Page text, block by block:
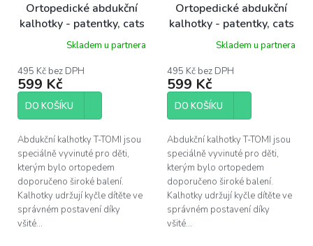
Ortopedické abdukční
kalhotky - patentky, cats
(3-6kg)
Skladem u partnera
495 Kč bez DPH
599 Kč
DO KOŠÍKU
Abdukční kalhotky T-TOMI jsou
speciálně vyvinuté pro děti,
kterým bylo ortopedem
doporučeno široké balení.
Kalhotky udržují kyčle dítěte ve
správném postavení díky
všité...
Ortopedické abdukční
kalhotky - patentky, cats
(5-9kg)
Skladem u partnera
495 Kč bez DPH
599 Kč
DO KOŠÍKU
Abdukční kalhotky T-TOMI jsou
speciálně vyvinuté pro děti,
kterým bylo ortopedem
doporučeno široké balení.
Kalhotky udržují kyčle dítěte ve
správném postavení díky
všité...